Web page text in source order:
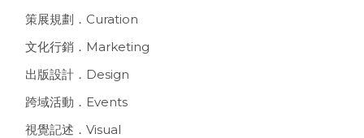
策展規劃．Curation
文化行銷．Marketing
出版設計．Design
跨域活動．Events
視覺記述．Visual